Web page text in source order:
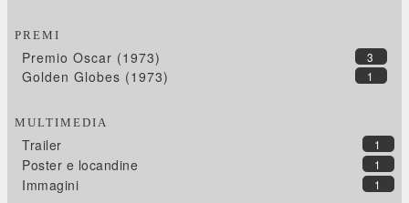
PREMI
3
Premio Oscar (1973)
1
Golden Globes (1973)
MULTIMEDIA
1
Trailer
1
Poster e locandine
1
Immagini